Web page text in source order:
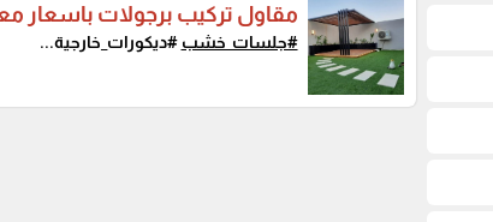
مقاول تركيب برجولات باسعار
#جلسات_خشب #ديكورات_خارجية...